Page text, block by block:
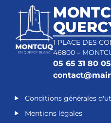
1 PLACE DES
46800 –
05 65 31 80 05
Conditions générales
Mentions légales